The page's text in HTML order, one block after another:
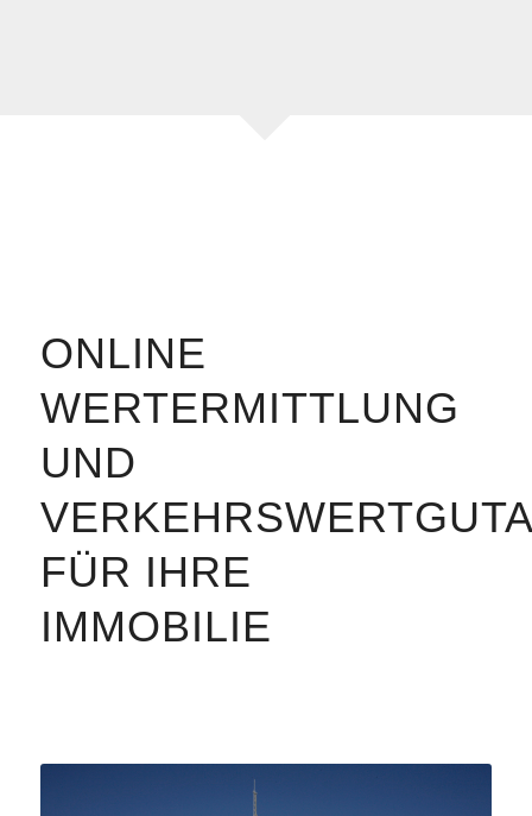
ONLINE
WERTERMITTLUNG
UND
FÜR IHRE
IMMOBILIE